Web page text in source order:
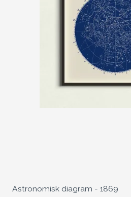
Astronomisk diagram - 1869